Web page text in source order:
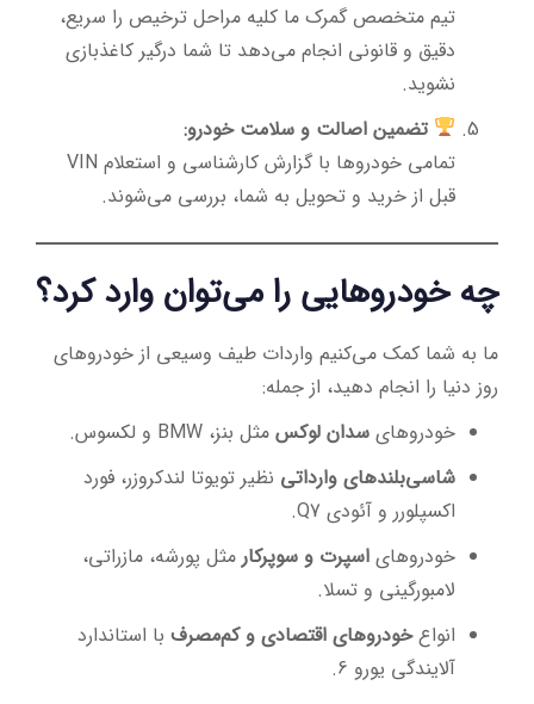
تیم متخصص گمرک ما کلیه مراحل ترخیص را سریع،
دقیق و قانونی انجام می‌دهد تا شما درگیر کاغذبازی
نشوید.
تضمین اصالت و سلامت خودرو:
تمامی خودروها با گزارش کارشناسی و استعلام VIN
قبل از خرید و تحویل به شما، بررسی می‌شوند.
چه خودروهایی را می‌توان وارد کرد؟
ما به شما کمک می‌کنیم واردات طیف وسیعی از خودروهای
روز دنیا را انجام دهید، از جمله:
خودروهای سدان لوکس مثل بنز، BMW و لکسوس.
شاسی‌بلندهای وارداتی نظیر تویوتا لندکروزر، فورد
اکسپلورر و آئودی Q7.
خودروهای اسپرت و سوپرکار مثل پورشه، مازراتی،
لامبورگینی و تسلا.
انواعخودروهای اقتصادی و کم‌مصرف با استاندارد
آلایندگی یورو 6.